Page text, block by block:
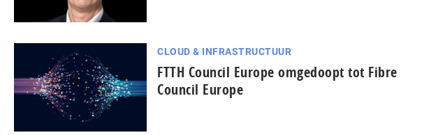
CLOUD & INFRASTRUCTUUR
FTTH Council Europe omgedoopt tot Fibre
Council Europe